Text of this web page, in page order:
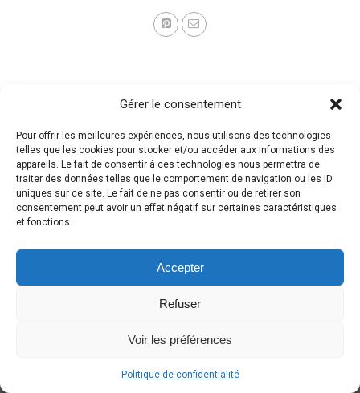
Gérer le consentement
Pour offrir les meilleures expériences, nous utilisons des technologies
telles que les cookies pour stocker et/ou accéder aux informations des
appareils. Le fait de consentir à ces technologies nous permettra de
traiter des données telles que le comportement de navigation ou les ID
uniques sur ce site. Le fait de ne pas consentir ou de retirer son
consentement peut avoir un effet négatif sur certaines caractéristiques
et fonctions.
Accepter
Refuser
Voir les préférences
Politique de confidentialité